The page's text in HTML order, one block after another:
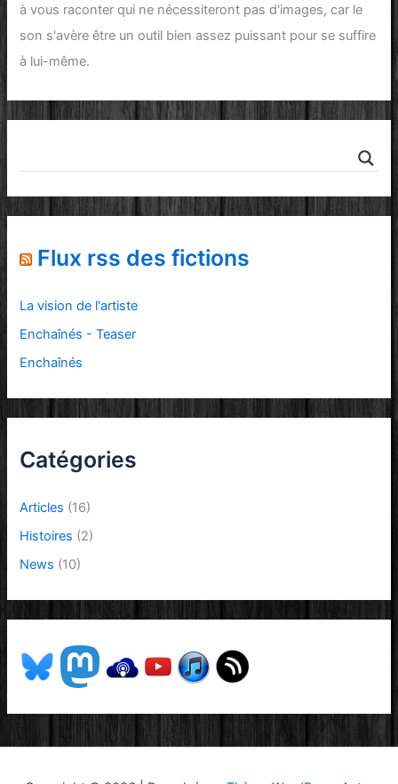
à vous raconter qui ne nécessiteront pas d'images, car le
son s'avère être un outil bien assez puissant pour se suffire
à lui-même.
Flux rss des fictions
La vision de l'artiste
Enchaînés - Teaser
Enchaînés
Catégories
Articles (16)
Histoires (2)
News (10)